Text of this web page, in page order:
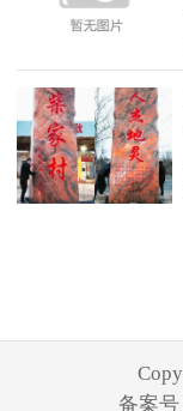
备案号